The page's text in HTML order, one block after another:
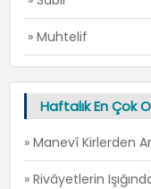
» Muhtelif
Haftalık En Çok
» Manevî Kirlerden
» Rivâyetlerin